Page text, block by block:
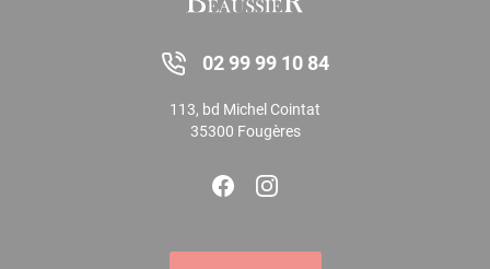
02 99 99 10 84
113, bd Michel Cointat
35300 Fougères